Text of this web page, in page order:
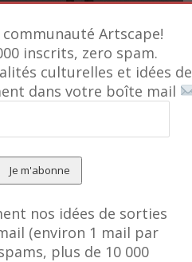
communauté Artscape!
inscrits, zero spam.
culturelles et idées de
dans votre boîte mail
nos idées de sorties
(environ 1 mail par
plus de 10 000